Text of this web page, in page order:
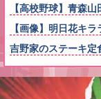
【高校野球】青森
【画像】明日花キ
吉野家のステーキ定